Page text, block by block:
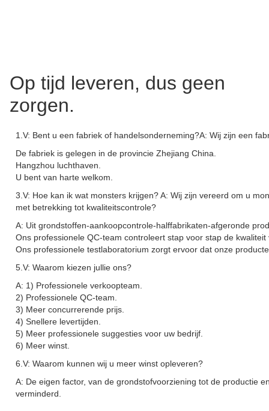
Op tijd leveren, dus geen
zorgen.
1.V: Bent u een fabriek of handelsonderneming?A: Wij zijn een
De fabriek is gelegen in de provincie Zhejiang China.
Hangzhou luchthaven.
U bent van harte welkom.
3.V: Hoe kan ik wat monsters krijgen? A: Wij zijn vereerd om u
met betrekking tot kwaliteitscontrole?
A: Uit grondstoffen-aankoopcontrole-halffabrikaten-afgeronde
Ons professionele QC-team controleert stap voor stap de
Ons professionele testlaboratorium zorgt ervoor dat onze
5.V: Waarom kiezen jullie ons?
A: 1) Professionele verkoopteam.
2) Professionele QC-team.
3) Meer concurrerende prijs.
4) Snellere levertijden.
5) Meer professionele suggesties voor uw bedrijf.
6) Meer winst.
6.V: Waarom kunnen wij u meer winst opleveren?
A: De eigen factor, van de grondstofvoorziening tot de productie
verminderd.